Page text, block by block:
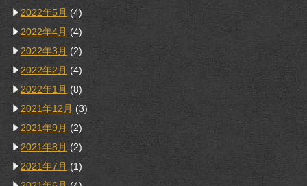
2022年5月 (4)
2022年4月 (4)
2022年3月 (2)
2022年2月 (4)
2022年1月 (8)
2021年12月 (3)
2021年9月 (2)
2021年8月 (2)
2021年7月 (1)